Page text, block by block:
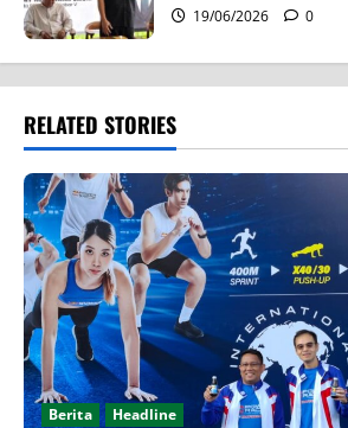
19/06/2026 0
RELATED STORIES
Berita Headline